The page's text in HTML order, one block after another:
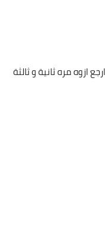
ازوه مره ثانية و ثالثة